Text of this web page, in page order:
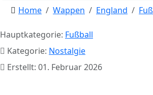
Home Wappen England
Hauptkategorie: Fußball
Kategorie: Nostalgie
Erstellt: 01. Februar 2026